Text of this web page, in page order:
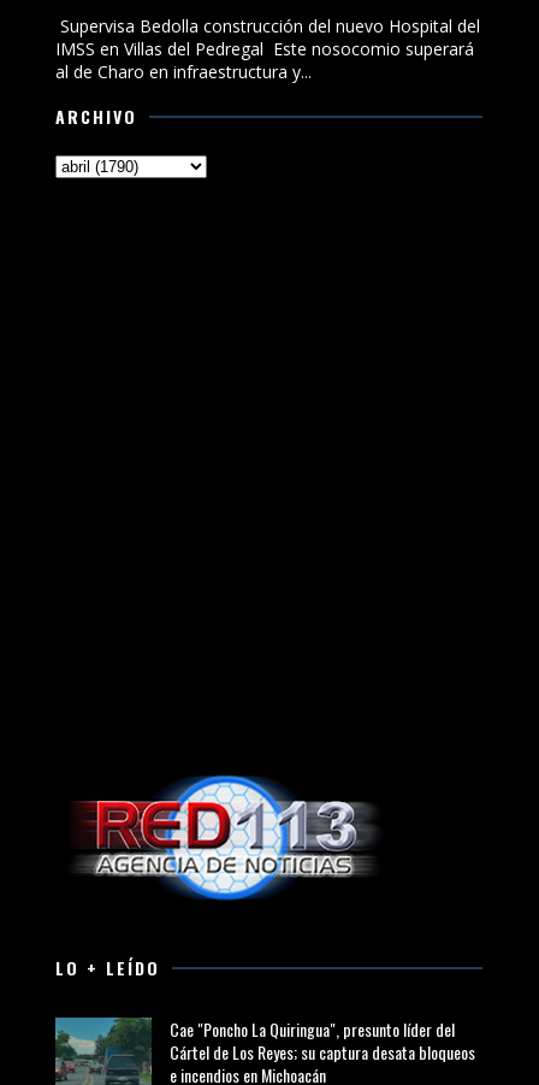
Supervisa Bedolla construcción del nuevo Hospital del
IMSS en Villas del Pedregal Este nosocomio superará
al de Charo en infraestructura y...
ARCHIVO
LO + LEÍDO
Cae "Poncho La Quiringua", presunto líder del
Cártel de Los Reyes; su captura desata bloqueos
e incendios en Michoacán